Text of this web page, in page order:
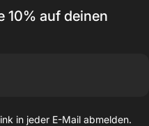
10% auf deinen
in jeder E-Mail abmelden.